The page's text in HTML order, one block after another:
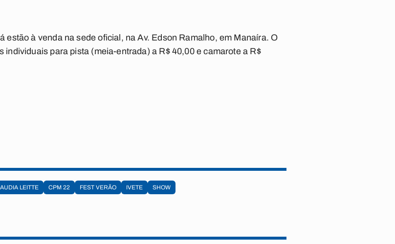
estão à venda na sede oficial, na Av. Edson Ramalho, em Manaíra. O
individuais para pista (meia-entrada) a R$ 40,00 e camarote a R$
LEITTE CPM 22 FEST VERÃO IVETE SHOW